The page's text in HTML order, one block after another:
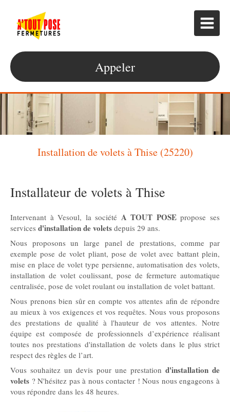
Appeler
Installation de volets à Thise (25220)
Installateur de volets à Thise
Intervenant à Vesoul, la société A TOUT POSEpropose ses
services d'installation de volets depuis 29 ans.
Nous proposons un large panel de prestations, comme par
exemple pose de volet pliant, pose de volet avec battant plein,
mise en place de volet type persienne, automatisation des volets,
installation de volet coulissant, pose de fermeture automatique
centralisée, pose de volet roulant ou installation de volet battant.
Nous prenons bien sûr en compte vos attentes afin de répondre
au mieux à vos exigences et vos requêtes. Nous vous proposons
des prestations de qualité à l'hauteur de vos attentes. Notre
équipe est composée de professionnels d’expérience réalisant
toutes nos prestations d'installation de volets dans le plus strict
respect des règles de l’art.
Vous souhaitez un devis pour une prestation d'installation de
volets ? N'hésitez pas à nous contacter ! Nous nous engageons à
vous répondre dans les 48 heures.